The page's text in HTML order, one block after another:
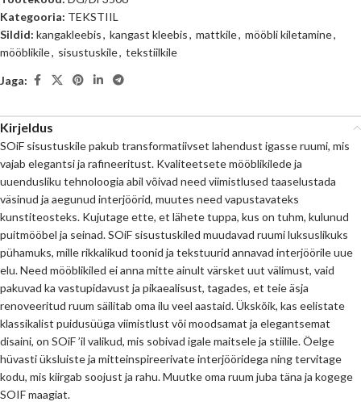
Kategooria: TEKSTIIL
Sildid: kangakleebis, kangast kleebis, mattkile, mööbli kiletamine,
mööblikile, sisustuskile, tekstiilkile
Jaga:
Kirjeldus
SOiF sisustuskile pakub transformatiivset lahendust igasse ruumi, mis
vajab elegantsi ja rafineeritust. Kvaliteetsete mööblikilede ja
uuendusliku tehnoloogia abil võivad need viimistlused taaselustada
väsinud ja aegunud interjöörid, muutes need vapustavateks
kunstiteosteks. Kujutage ette, et lähete tuppa, kus on tuhm, kulunud
puitmööbel ja seinad. SOiF sisustuskiled muudavad ruumi luksuslikuks
pühamuks, mille rikkalikud toonid ja tekstuurid annavad interjöörile uue
elu. Need mööblikiled ei anna mitte ainult värsket uut välimust, vaid
pakuvad ka vastupidavust ja pikaealisust, tagades, et teie äsja
renoveeritud ruum säilitab oma ilu veel aastaid. Ükskõik, kas eelistate
klassikalist puidusüüga viimistlust või moodsamat ja elegantsemat
disaini, on SOiF ’il valikud, mis sobivad igale maitsele ja stiilile. Öelge
hüvasti üksluiste ja mitteinspireerivate interjööridega ning tervitage
kodu, mis kiirgab soojust ja rahu. Muutke oma ruum juba täna ja kogege
SOIF maagiat.